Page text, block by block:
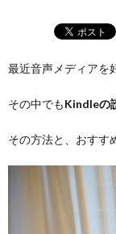
最近音声メディアを
その中でもKindleの
その方法と、おすす